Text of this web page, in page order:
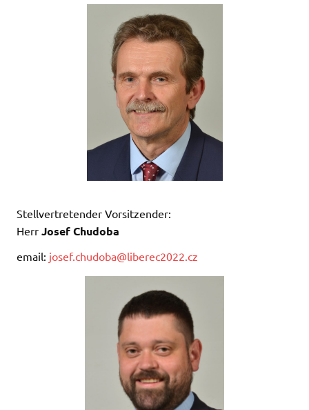
Stellvertretender Vorsitzender:
Herr Josef Chudoba
email: josef.chudoba@liberec2022.cz